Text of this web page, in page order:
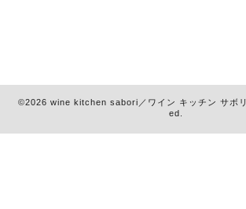
©2026 wine kitchen sabori／ワイン キッチン サボリ
ed.